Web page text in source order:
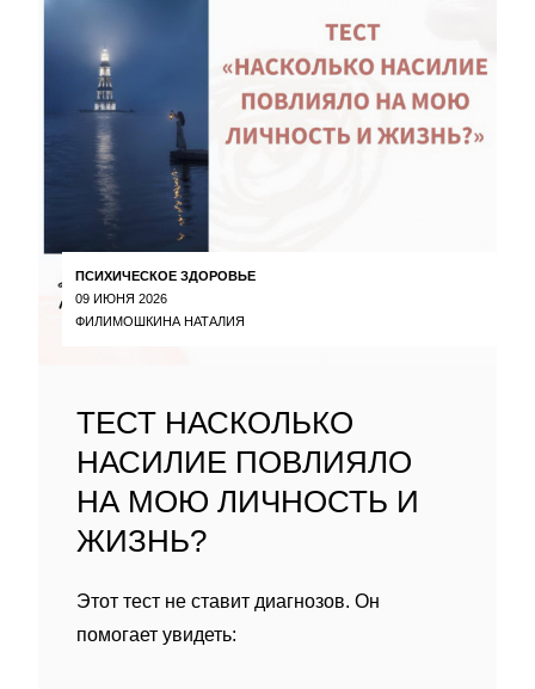
ПСИХИЧЕСКОЕ ЗДОРОВЬЕ
09 ИЮНЯ 2026
ФИЛИМОШКИНА НАТАЛИЯ
ТЕСТ НАСКОЛЬКО
НАСИЛИЕ ПОВЛИЯЛО
НА МОЮ ЛИЧНОСТЬ И
ЖИЗНЬ?
Этот тест не ставит диагнозов. Он
помогает увидеть: